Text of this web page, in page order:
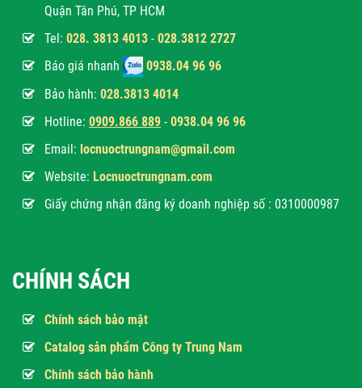
Quận Tân Phú, TP HCM
Tel: 028. 3813 4013 - 028.3812 2727
Báo giá nhanh
0938.04 96 96
Bảo hành: 028.3813 4014
Hotline: 0909.866 889 - 0938.04 96 96
Email: locnuoctrungnam@gmail.com
Website: Locnuoctrungnam.com
Giấy chứng nhận đăng ký doanh nghiệp số : 0310000987
CHÍNH SÁCH
Chính sách bảo mật
Catalog sản phẩm Công ty Trung Nam
Chính sách bảo hành